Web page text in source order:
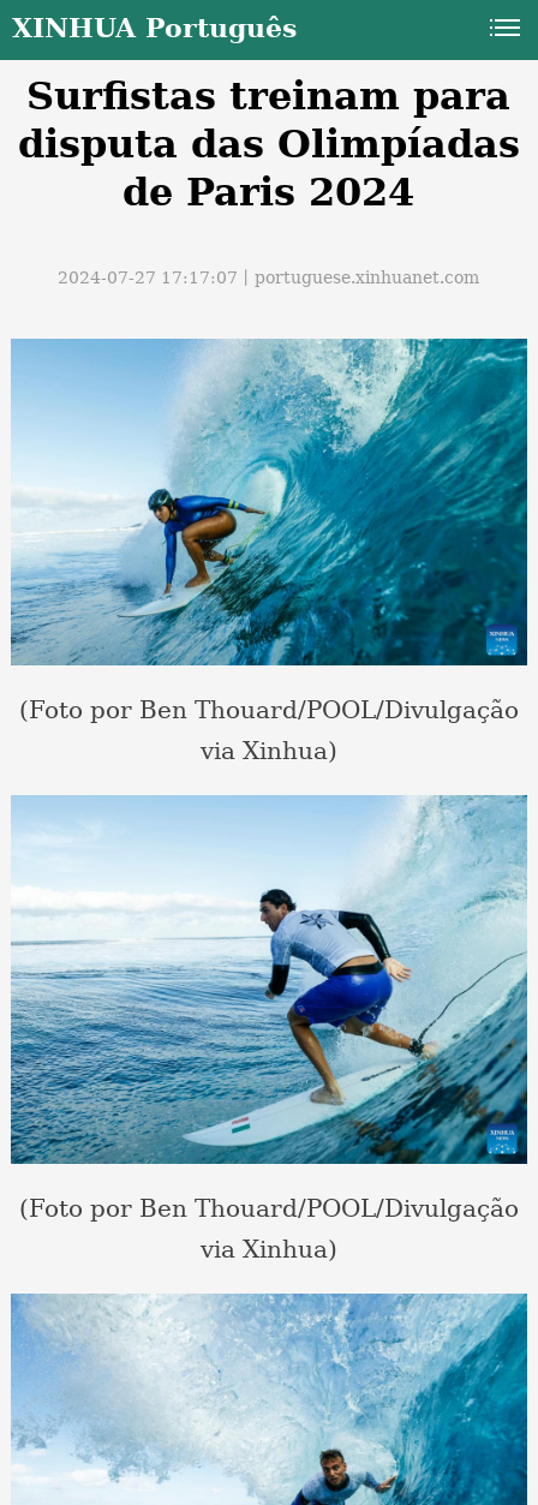
XINHUA Português
Surfistas treinam para
disputa das Olimpíadas
de Paris 2024
2024-07-27 17:17:07丨portuguese.xinhuanet.com
(Foto por Ben Thouard/POOL/Divulgação
via Xinhua)
(Foto por Ben Thouard/POOL/Divulgação
via Xinhua)